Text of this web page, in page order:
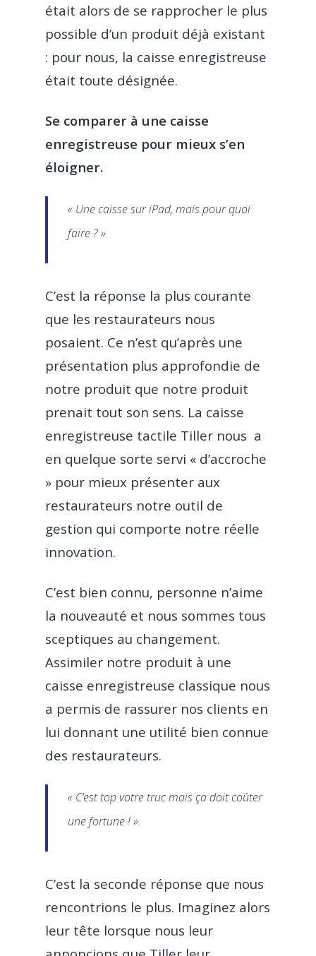
était alors de se rapprocher le plus
possible d’un produit déjà existant
: pour nous, la caisse enregistreuse
était toute désignée.
Se comparer à une caisse
enregistreuse pour mieux s’en
éloigner.
« Une caisse sur iPad, mais pour quoi
faire ? »
C’est la réponse la plus courante
que les restaurateurs nous
posaient. Ce n’est qu’après une
présentation plus approfondie de
notre produit que notre produit
prenait tout son sens. La caisse
enregistreuse tactile Tiller nous a
en quelque sorte servi « d’accroche
» pour mieux présenter aux
restaurateurs notre outil de
gestion qui comporte notre réelle
innovation.
C’est bien connu, personne n’aime
la nouveauté et nous sommes tous
sceptiques au changement.
Assimiler notre produit à une
caisse enregistreuse classique nous
a permis de rassurer nos clients en
lui donnant une utilité bien connue
des restaurateurs.
« C’est top votre truc mais ça doit coûter
une fortune ! ».
C’est la seconde réponse que nous
rencontrions le plus. Imaginez alors
leur tête lorsque nous leur